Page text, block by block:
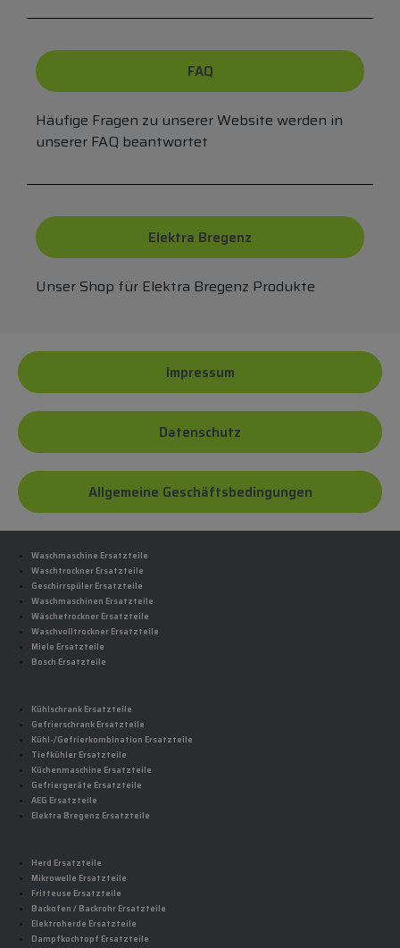
FAQ
Häufige Fragen zu unserer Website werden in
unserer FAQ beantwortet
Elektra Bregenz
Unser Shop für Elektra Bregenz Produkte
Impressum
Datenschutz
Allgemeine Geschäftsbedingungen
Waschmaschine Ersatzteile
Waschtrockner Ersatzteile
Geschirrspüler Ersatzteile
Waschmaschinen Ersatzteile
Wäschetrockner Ersatzteile
Waschvolltrockner Ersatzteile
Miele Ersatzteile
Bosch Ersatzteile
Kühlschrank Ersatzteile
Gefrierschrank Ersatzteile
Kühl-/Gefrierkombination Ersatzteile
Tiefkühler Ersatzteile
Küchenmaschine Ersatzteile
Gefriergeräte Ersatzteile
AEG Ersatzteile
Elektra Bregenz Ersatzteile
Herd Ersatzteile
Mikrowelle Ersatzteile
Fritteuse Ersatzteile
Backofen / Backrohr Ersatzteile
Elektroherde Ersatzteile
Dampfkochtopf Ersatzteile